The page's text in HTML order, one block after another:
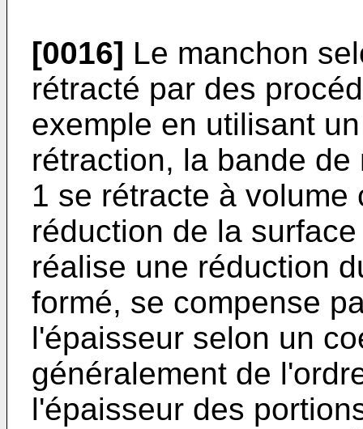
[0016] Le manchon
rétracté par des
exemple en utilisant
rétraction, la bande
1 se rétracte à
réduction de la
réalise une réduction
formé, se compense
l'épaisseur selon un
généralement de
l'épaisseur des